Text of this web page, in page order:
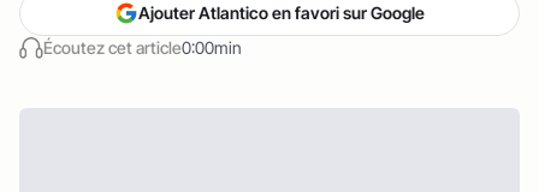
Écoutez cet article0:00min
Ajouter Atlantico en favori sur Google